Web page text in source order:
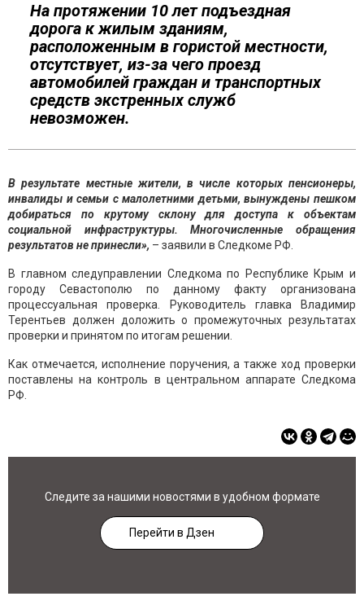
На протяжении 10 лет подъездная
дорога к жилым зданиям,
расположенным в гористой местности,
отсутствует, из-за чего проезд
автомобилей граждан и транспортных
средств экстренных служб
невозможен.
В результате местные жители, в числе которых пенсионеры,
инвалиды и семьи с малолетними детьми, вынуждены пешком
добираться по крутому склону для доступа к объектам
социальной инфраструктуры. Многочисленные обращения
результатов не принесли», – заявили в Следкоме РФ.
В главном следуправлении Следкома по Республике Крым и
городу Севастополю по данному факту организована
процессуальная проверка. Руководитель главка Владимир
Терентьев должен доложить о промежуточных результатах
проверки и принятом по итогам решении.
Как отмечается, исполнение поручения, а также ход проверки
поставлены на контроль в центральном аппарате Следкома
РФ.
Следите за нашими новостями в удобном формате
Перейти в Дзен